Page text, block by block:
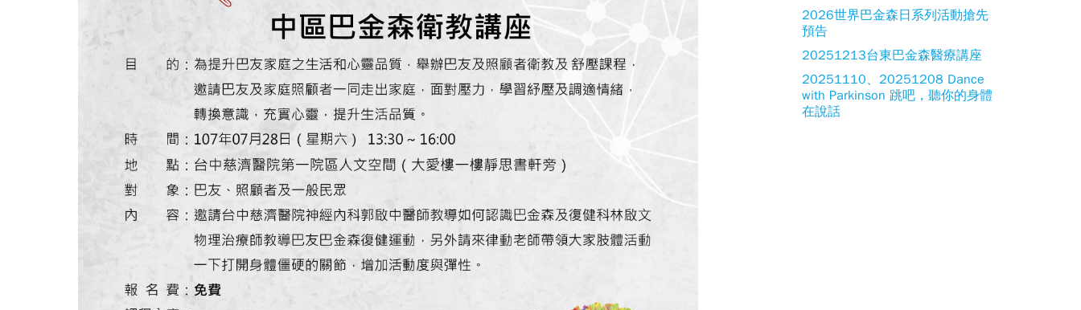
2026世界巴金森日系列活動搶先
預告
20251213台東巴金森醫療講座
20251110、20251208 Dance
with Parkinson 跳吧，聽你的身體
在說話